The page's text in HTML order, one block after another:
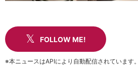
FOLLOW ME!
※本ニュースはAPIにより自動配信されています。